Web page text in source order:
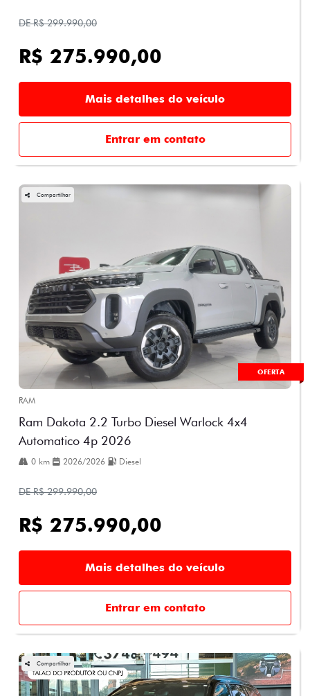
DE R$ 299.990,00
R$ 275.990,00
Mais detalhes do veículo
Entrar em contato
OFERTA
Compartilhar
RAM
Ram Dakota 2.2 Turbo Diesel Warlock 4x4
Automatico 4p 2026
0 km 2026/2026 Diesel
DE R$ 299.990,00
R$ 275.990,00
Mais detalhes do veículo
Entrar em contato
Compartilhar